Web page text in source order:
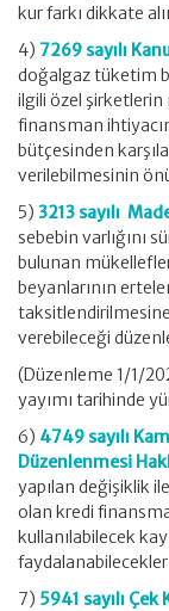
kur farkı dikkate
4) 7269 sayılı
doğalgaz tüketim
ilgili özel
finansman
bütçesinden
verilebilmesinin önü
5) 3213 sayılı
sebebin varlığını
bulunan
beyanlarının
taksitlendirilmesine
verebileceği
(Düzenleme 1/1/
yayımı tarihinde
6) 4749 sayılı
Düzenlenmesi
yapılan değişiklik
olan kredi
kullanılabilecek
7) 5941 sayılı Çek